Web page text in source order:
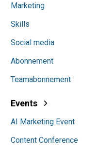
Marketing
Skills
Social media
Abonnement
Teamabonnement
Events
AI Marketing Event
Content Conference